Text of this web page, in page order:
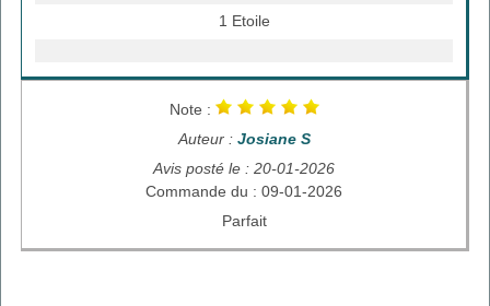
1 Etoile
Note :
Auteur : Josiane S
Avis posté le : 20-01-2026
Commande du : 09-01-2026
Parfait